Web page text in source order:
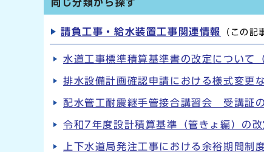
同じ分類から探す
請負工事・給水装置工事関連情報 （この記
水道工事標準積算基準書の改定について
排水設備計画確認申請における様式変更
配水管工耐震継手管接合講習会 受講証
令和7年度設計積算基準（管きょ編）の
上下水道局発注工事における余裕期間制